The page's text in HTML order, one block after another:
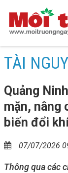
TÀI
Quảng
mặn, nâng
biến đổi
07/07/2026
Thông qua các